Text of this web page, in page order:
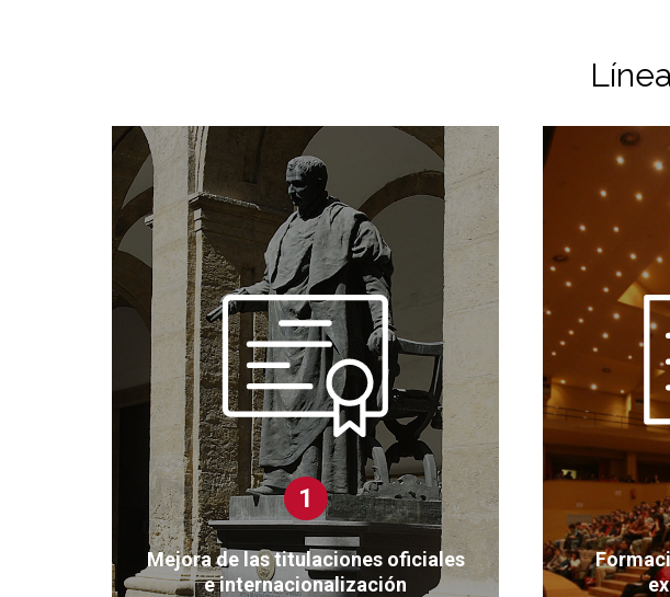
1
Mejora de las titulaciones oficiales
e internacionalización